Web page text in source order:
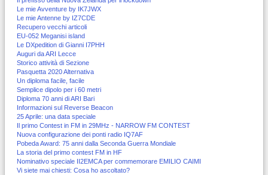
Le mie Avventure by IK7JWX
Le mie Antenne by IZ7CDE
Recupero vecchi articoli
EU-052 Meganisi island
Le DXpedition di Gianni I7PHH
Auguri da ARI Lecce
Storico attività di Sezione
Pasquetta 2020 Alternativa
Un diploma facile, facile
Semplice dipolo per i 60 metri
Diploma 70 anni di ARI Bari
Informazioni sul Reverse Beacon
25 Aprile: una data speciale
Il primo Contest in FM in 29MHz - NARROW FM CONTEST
Nuova configurazione dei ponti radio IQ7AF
Pobeda Award: 75 anni dalla Seconda Guerra Mondiale
La storia del primo contest FM in HF
Nominativo speciale II2EMCA per commemorare EMILIO CAIMI
Vi siete mai chiesti: Cosa ho ascoltato?